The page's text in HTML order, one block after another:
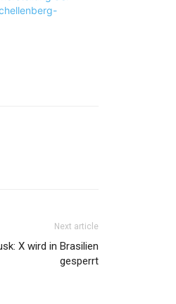
Next article
X wird in Brasilien
gesperrt